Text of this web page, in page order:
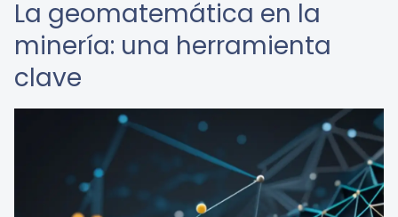
La geomatemática en la
minería: una herramienta
clave